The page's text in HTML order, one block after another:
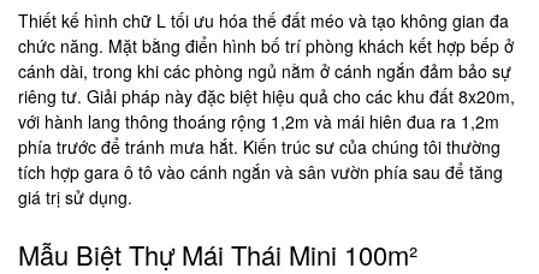
Thiết kế hình chữ L tối ưu hóa thế đất méo và tạo không gian đa
chức năng. Mặt bằng điển hình bố trí phòng khách kết hợp bếp ở
cánh dài, trong khi các phòng ngủ nằm ở cánh ngắn đảm bảo sự
riêng tư. Giải pháp này đặc biệt hiệu quả cho các khu đất 8x20m,
với hành lang thông thoáng rộng 1,2m và mái hiên đua ra 1,2m
phía trước để tránh mưa hắt. Kiến trúc sư của chúng tôi thường
tích hợp gara ô tô vào cánh ngắn và sân vườn phía sau để tăng
giá trị sử dụng.
Mẫu Biệt Thự Mái Thái Mini 100m²